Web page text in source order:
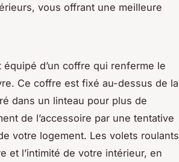
vous offrant une meilleure
d’un coffre qui renferme le
Ce coffre est fixé au-dessus de la
dans un linteau pour plus de
de l’accessoire par une tentative
votre logement. Les volets roulants
et l’intimité de votre intérieur, en